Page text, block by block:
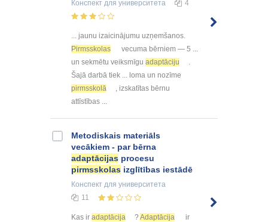
Конспект для университета 4
... jaunu izaicinājumu uzņemšanos.
Pirmsskolas
vecuma bērniem — 5 ...
un sekmētu veiksmīgu adaptāciju
Šajā darbā tiek ... loma un nozīme
pirmsskolā
, izskatītas bērnu
attīstības ...
Metodiskais materiāls
vecākiem - par bērna
adaptācijas procesu
pirmsskolas izglītības iestādē
Конспект для университета
11
Kas ir adaptācija ?Adaptācija
ir